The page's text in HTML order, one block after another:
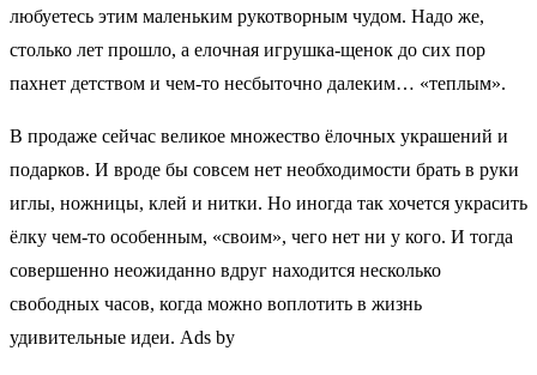
любуетесь этим маленьким рукотворным чудом. Надо же,
столько лет прошло, а елочная игрушка-щенок до сих пор
пахнет детством и чем-то несбыточно далеким… «теплым».
В продаже сейчас великое множество ёлочных украшений и
подарков. И вроде бы совсем нет необходимости брать в руки
иглы, ножницы, клей и нитки. Но иногда так хочется украсить
ёлку чем-то особенным, «своим», чего нет ни у кого. И тогда
совершенно неожиданно вдруг находится несколько
свободных часов, когда можно воплотить в жизнь
удивительные идеи. Ads by